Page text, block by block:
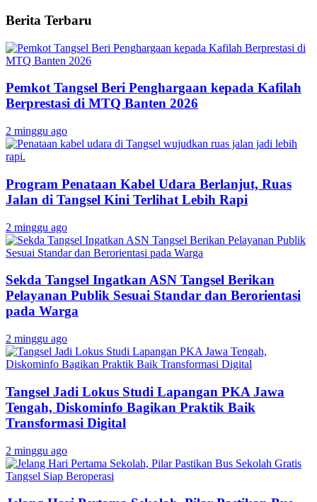
Berita Terbaru
Pemkot Tangsel Beri Penghargaan kepada Kafilah
Berprestasi di MTQ Banten 2026
2 minggu ago
Program Penataan Kabel Udara Berlanjut, Ruas
Jalan di Tangsel Kini Terlihat Lebih Rapi
2 minggu ago
Sekda Tangsel Ingatkan ASN Tangsel Berikan
Pelayanan Publik Sesuai Standar dan Berorientasi
pada Warga
2 minggu ago
Tangsel Jadi Lokus Studi Lapangan PKA Jawa
Tengah, Diskominfo Bagikan Praktik Baik
Transformasi Digital
2 minggu ago